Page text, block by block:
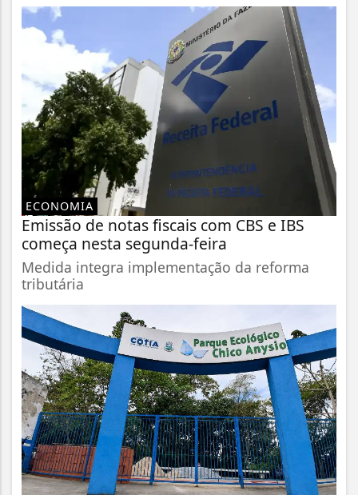
ECONOMIA
Emissão de notas fiscais com CBS e IBS
começa nesta segunda-feira
Medida integra implementação da reforma
tributária